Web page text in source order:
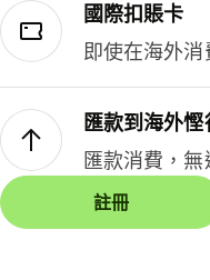
國際扣賬卡
即使在海外
匯款到海外
匯款消費，無
註冊